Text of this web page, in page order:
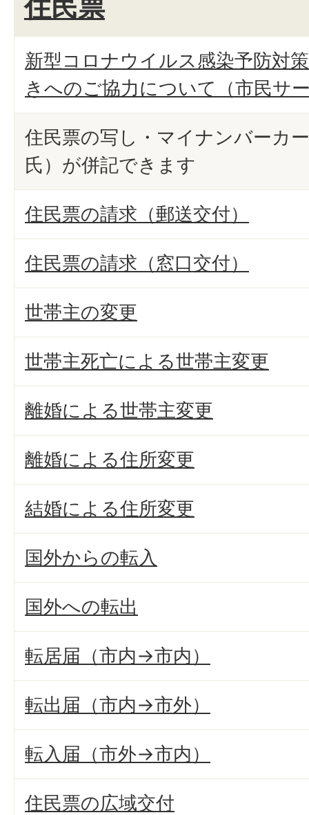
新型コロナウイルス感染予防対
きへのご協力について（市民サ
住民票の写し・マイナンバーカ
氏）が併記できます
住民票の請求（郵送交付）
住民票の請求（窓口交付）
世帯主の変更
世帯主死亡による世帯主変更
離婚による世帯主変更
離婚による住所変更
結婚による住所変更
国外からの転入
国外への転出
転居届（市内→市内）
転出届（市内→市外）
転入届（市外→市内）
住民票の広域交付